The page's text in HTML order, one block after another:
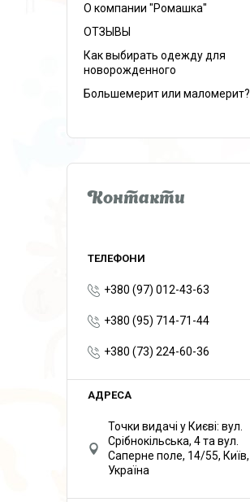
О компании "Ромашка"
ОТЗЫВЫ
Как выбирать одежду для
новорожденного
Большемерит или маломерит?
Контакти
+380 (97) 012-43-63
+380 (95) 714-71-44
+380 (73) 224-60-36
Точки видачі у Києві: вул.
Срібнокільська, 4 та вул.
Саперне поле, 14/55, Київ,
Україна